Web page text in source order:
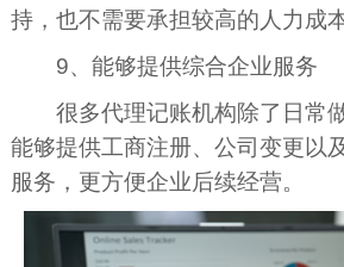
持，也不需要承担较高的人力成本
9、能够提供综合企业服务
很多代理记账机构除了日常
能够提供工商注册、公司变更以
服务，更方便企业后续经营。